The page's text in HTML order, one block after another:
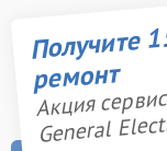
Получите
ремонт
Акция
General